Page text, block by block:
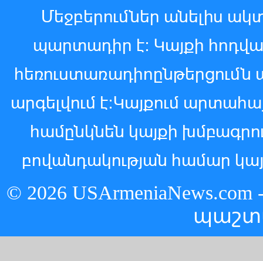
Մեջբերումներ անելիս
պարտադիր է: Կայքի
հեռուստառադիոընթերցումն
արգելվում է:Կայքում
համընկնեն կայքի
բովանդակության համար
© 2026